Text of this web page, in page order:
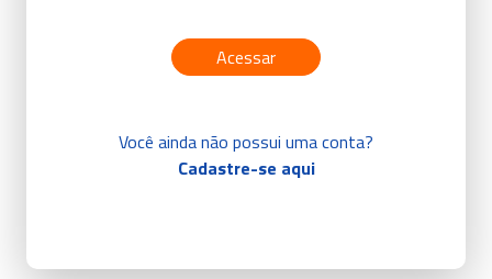
Acessar
Você ainda não possui uma conta?
Cadastre-se aqui